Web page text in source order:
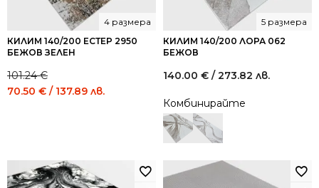
КИЛИМ 140/200 ЕСТЕР 2950
БЕЖОВ ЗЕЛЕН
4 размера
101.24€
Original
198.01
лв..
70.50 € / 137.89 лв.
137.89
лв..
КИЛИМ 140/200 ЛОРА 062
БЕЖОВ
5 размера
140.00 € / 273.82 лв.
Комбинирайте